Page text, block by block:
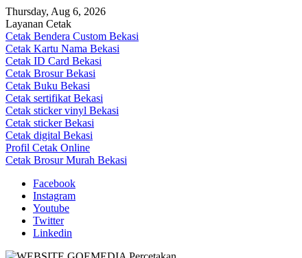
Skip
to
content
Thursday, Aug 6, 2026
Layanan Cetak
Cetak Bendera Custom Bekasi
Cetak Kartu Nama Bekasi
Cetak ID Card Bekasi
Cetak Brosur Bekasi
Cetak Buku Bekasi
Cetak sertifikat Bekasi
Cetak sticker vinyl Bekasi
Cetak sticker Bekasi
Cetak digital Bekasi
Profil Cetak Online
Cetak Brosur Murah Bekasi
Facebook
Instagram
Youtube
Twitter
Linkedin